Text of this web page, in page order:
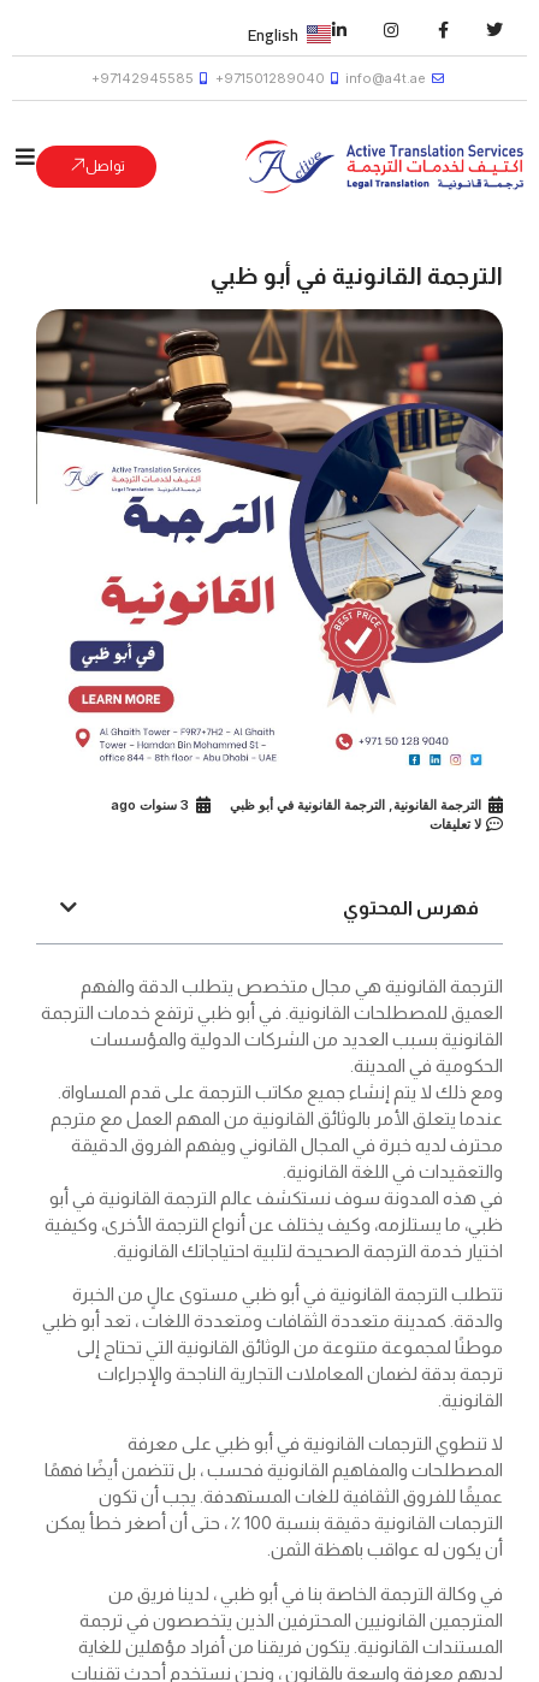
info@a4t.ae
971501289040+
97142945585+
English
تواصل
الترجمة القانونية في أبو ظبي
الترجمة القانونية الترجمة القانونية في أبو ظبي
3 سنوات ago
لا تعليقات
فهرس المحتوي
الترجمة القانونية هي مجال متخصص يتطلب الدقة والفهم
العميق للمصطلحات القانونية. في أبو ظبي ترتفع خدمات الترجمة
القانونية بسبب العديد من الشركات الدولية والمؤسسات
الحكومية في المدينة.
ومع ذلك لا يتم إنشاء جميع مكاتب الترجمة على قدم المساواة.
عندما يتعلق الأمر بالوثائق القانونية من المهم العمل مع مترجم
محترف لديه خبرة في المجال القانوني ويفهم الفروق الدقيقة
والتعقيدات في اللغة القانونية.
في هذه المدونة سوف نستكشف عالم الترجمة القانونية في أبو
ظبي، ما يستلزمه، وكيف يختلف عن أنواع الترجمة الأخرى، وكيفية
اختيار خدمة الترجمة الصحيحة لتلبية احتياجاتك القانونية.
تتطلب الترجمة القانونية في أبو ظبي مستوى عالٍ من الخبرة
والدقة. كمدينة متعددة الثقافات ومتعددة اللغات ، تعد أبو ظبي
موطنًا لمجموعة متنوعة من الوثائق القانونية التي تحتاج إلى
ترجمة بدقة لضمان المعاملات التجارية الناجحة والإجراءات
القانونية.
لا تنطوي الترجمات القانونية في أبو ظبي على معرفة
المصطلحات والمفاهيم القانونية فحسب ، بل تتضمن أيضًا فهمًا
عميقًا للفروق الثقافية للغات المستهدفة. يجب أن تكون
الترجمات القانونية دقيقة بنسبة 100 ٪ ، حتى أن أصغر خطأ يمكن
أن يكون له عواقب باهظة الثمن.
في وكالة الترجمة الخاصة بنا في أبو ظبي ، لدينا فريق من
المترجمين القانونيين المحترفين الذين يتخصصون في ترجمة
المستندات القانونية. يتكون فريقنا من أفراد مؤهلين للغاية
لديهم معرفة واسعة بالقانون ، ونحن نستخدم أحدث تقنيات